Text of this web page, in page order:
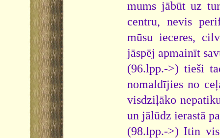
mums jābūt uz
centru, nevis
mūsu ieceres,
jāspēj apmainīt
(96.lpp.->) tieši
nomaldījies no
visdziļāko
un jālūdz ierastā
(98.lpp.->) Itin